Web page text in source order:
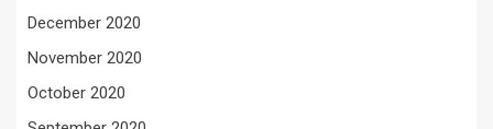
December 2020
November 2020
October 2020